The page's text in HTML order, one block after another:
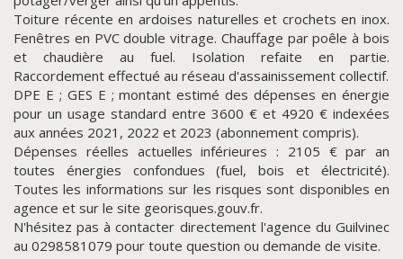
CLIQUER ICI POUR AGRANDIR
Toiture récente en ardoises naturelles et crochets en inox.
Fenêtres en PVC double vitrage. Chauffage par poêle à bois
et chaudière au fuel. Isolation refaite en partie.
Raccordement effectué au réseau d'assainissement collectif.
DPE E ; GES E ; montant estimé des dépenses en énergie
pour un usage standard entre 3600 € et 4920 € indexées
aux années 2021, 2022 et 2023 (abonnement compris).
Dépenses réelles actuelles inférieures : 2105 € par an
toutes énergies confondues (fuel, bois et électricité).
Toutes les informations sur les risques sont disponibles en
agence et sur le site georisques.gouv.fr.
N'hésitez pas à contacter directement l'agence du Guilvinec
au 0298581079 pour toute question ou demande de visite.